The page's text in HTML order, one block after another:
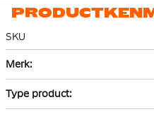
SKU
informatie